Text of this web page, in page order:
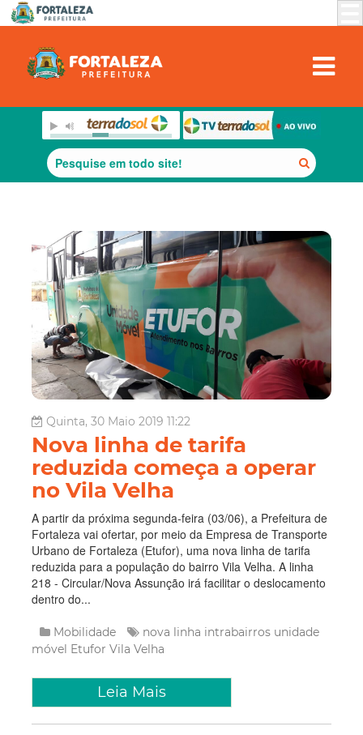
Quinta, 30 Maio 2019 11:22
Nova linha de tarifa
reduzida começa a operar
no Vila Velha
A partir da próxima segunda-feira (03/06), a Prefeitura de
Fortaleza vai ofertar, por meio da Empresa de Transporte
Urbano de Fortaleza (Etufor), uma nova linha de tarifa
reduzida para a população do bairro Vila Velha. A linha
218 - Circular/Nova Assunção irá facilitar o deslocamento
dentro do...
Mobilidade nova linha intrabairros unidade
móvel Etufor Vila Velha
Leia Mais